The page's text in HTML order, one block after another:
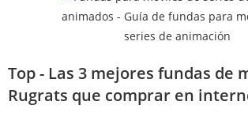
Top - Las 3 mejores fundas de
Rugrats que comprar en